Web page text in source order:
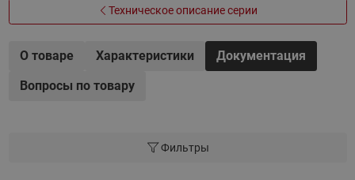
Техническое описание серии
О товаре Характеристики
Документация
Вопросы по товару
Фильтры